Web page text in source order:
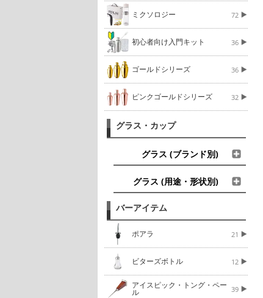
ミクソロジー 72
初心者向け入門キット 36
ゴールドシリーズ 36
ピンクゴールドシリーズ 32
グラス・カップ
グラス (ブランド別)
グラス (用途・形状別)
バーアイテム
ポアラ 21
ビターズボトル 12
アイスピック・トング・ペー
ル 39